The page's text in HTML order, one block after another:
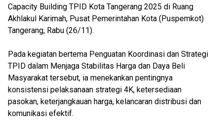
Capacity Building TPID Kota Tangerang 2025 di Ruang
Akhlakul Karimah, Pusat Pemerintahan Kota (Puspemkot)
Tangerang, Rabu (26/11).
Pada kegiatan bertema Penguatan Koordinasi dan Strategi
TPID dalam Menjaga Stabilitas Harga dan Daya Beli
Masyarakat tersebut, ia menekankan pentingnya
konsistensi pelaksanaan strategi 4K, ketersediaan
pasokan, keterjangkauan harga, kelancaran distribusi dan
komunikasi efektif.